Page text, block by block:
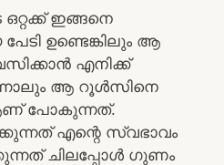
ഇങ്ങനെ
ഉണ്ടെങ്കിലും ആ
എനിക്ക്
ആ റൂൾസിനെ
പോകുന്നത്.
എന്റെ സ്വഭാവം
ചിലപ്പോൾ ഗുണം